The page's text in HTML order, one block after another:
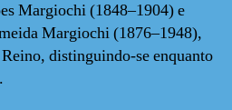
Margiochi (1848–1904) e
Margiochi (1876–1948),
distinguindo-se enquanto